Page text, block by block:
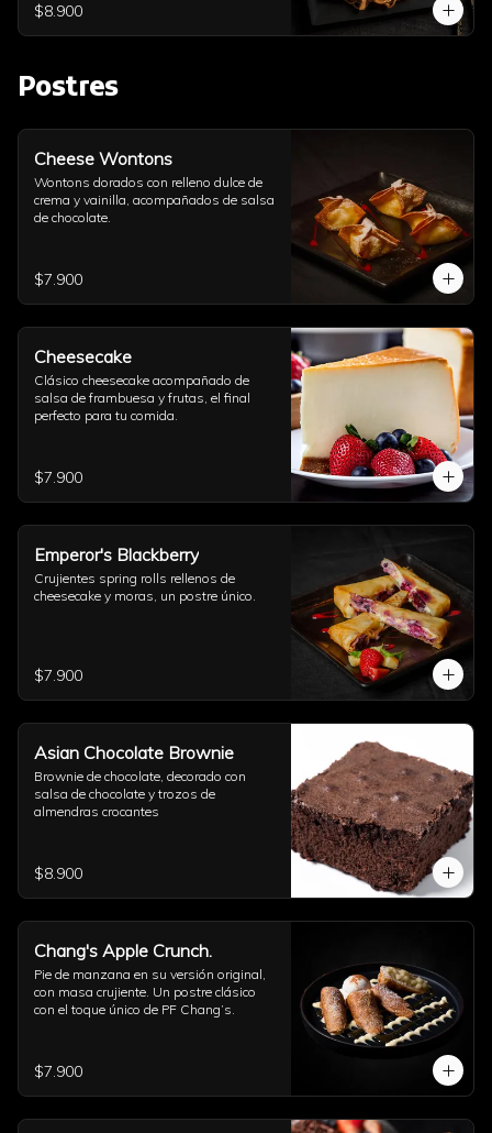
$8.900
Postres
Cheese Wontons
Wontons dorados con relleno dulce de
crema y vainilla, acompañados de salsa
de chocolate.
$7.900
Cheesecake
Clásico cheesecake acompañado de
salsa de frambuesa y frutas, el final
perfecto para tu comida.
$7.900
Emperor's Blackberry
Crujientes spring rolls rellenos de
cheesecake y moras, un postre único.
$7.900
Asian Chocolate Brownie
Brownie de chocolate, decorado con
salsa de chocolate y trozos de
almendras crocantes
$8.900
Chang's Apple Crunch.
Pie de manzana en su versión original,
con masa crujiente. Un postre clásico
con el toque único de PF Chang’s.
$7.900